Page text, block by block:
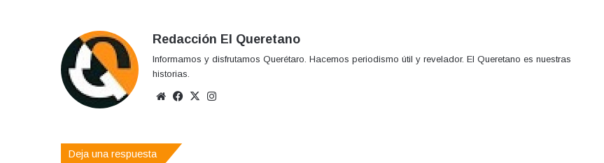
Redacción El Queretano
Informamos y disfrutamos Querétaro. Hacemos periodismo útil y revelador. El Queretano es nuestras
historias.
Sitio
Facebook
X
Deja una respuesta